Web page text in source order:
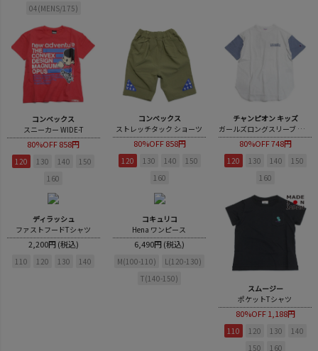
04(MENS/175)
コンベックス
スニーカー WIDE-T
80%OFF858円
120 130 140
150
160
コンベックス
ストレッチタック ショーツ
80%OFF 858円
120 130 140
150
160
チャンピオン キッズ
ガールズロングスリーブ ビッグTシャツ
80%OFF748円
120 130 140
150
160
ディラッシュ
ファストフードTシャツ
2,200円 (税込)
110 120 130 140
コキュリコ
Hena ワンピース
6,490円 (税込)
M(100-110)
L(120-130)
T(140-150)
スムージー
ポケットTシャツ
80%OFF 1,188円
110 120 130
140
150
160